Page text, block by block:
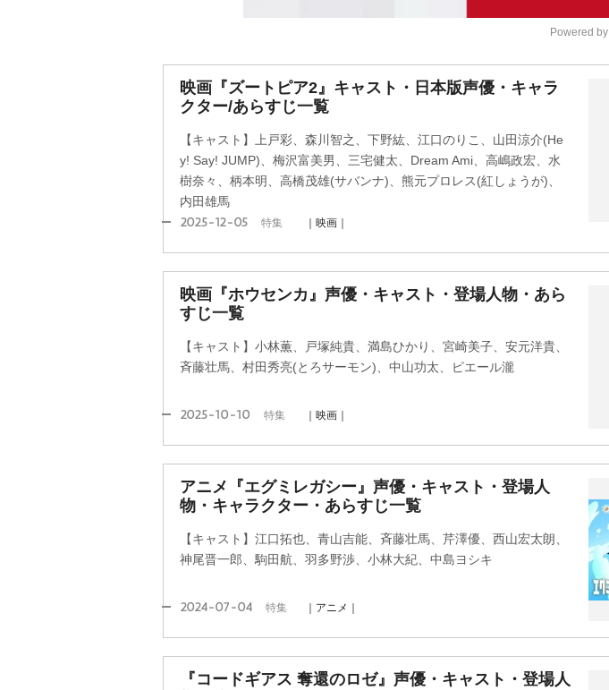
Powered by
映画『ズートピア2』キャスト・日本版声優・キャラ
クター/あらすじ一覧
【キャスト】上戸彩、森川智之、下野紘、江口のりこ、山田涼介(He
y! Say! JUMP)、梅沢富美男、三宅健太、Dream Ami、高嶋政宏、水
樹奈々、柄本明、高橋茂雄(サバンナ)、熊元プロレス(紅しょうが)、
内田雄馬
2025-12-05 特集 ｜映画｜
映画『ホウセンカ』声優・キャスト・登場人物・あら
すじ一覧
【キャスト】小林薫、戸塚純貴、満島ひかり、宮崎美子、安元洋貴、
斉藤壮馬、村田秀亮(とろサーモン)、中山功太、ピエール瀧
2025-10-10 特集 ｜映画｜
アニメ『エグミレガシー』声優・キャスト・登場人
物・キャラクター・あらすじ一覧
【キャスト】江口拓也、青山吉能、斉藤壮馬、芹澤優、西山宏太朗、
神尾晋一郎、駒田航、羽多野渉、小林大紀、中島ヨシキ
2024-07-04 特集 ｜アニメ｜
『コードギアス 奪還のロゼ』声優・キャスト・登場人